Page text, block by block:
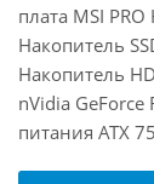
плата MSI
Накопитель
Накопитель
nVidia GeForce
питания ATX